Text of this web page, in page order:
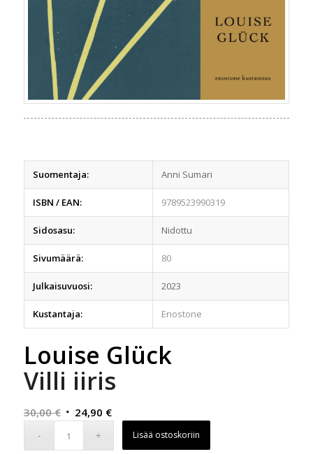
Suomentaja: Anni Sumari
ISBN / EAN: 9789523990319
Sidosasu: Nidottu
Sivumäärä: 80
Julkaisuvuosi: 2023
Kustantaja: Enostone
Louise Glück
Villi iiris
30,00€ Alkuperäinen
24,90 €Nykyinen
hinta
on:
Lisää ostoskoriin